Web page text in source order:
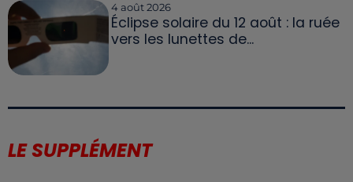
4 août 2026
Éclipse solaire du 12 août : la ruée
vers les lunettes de...
LE SUPPLÉMENT